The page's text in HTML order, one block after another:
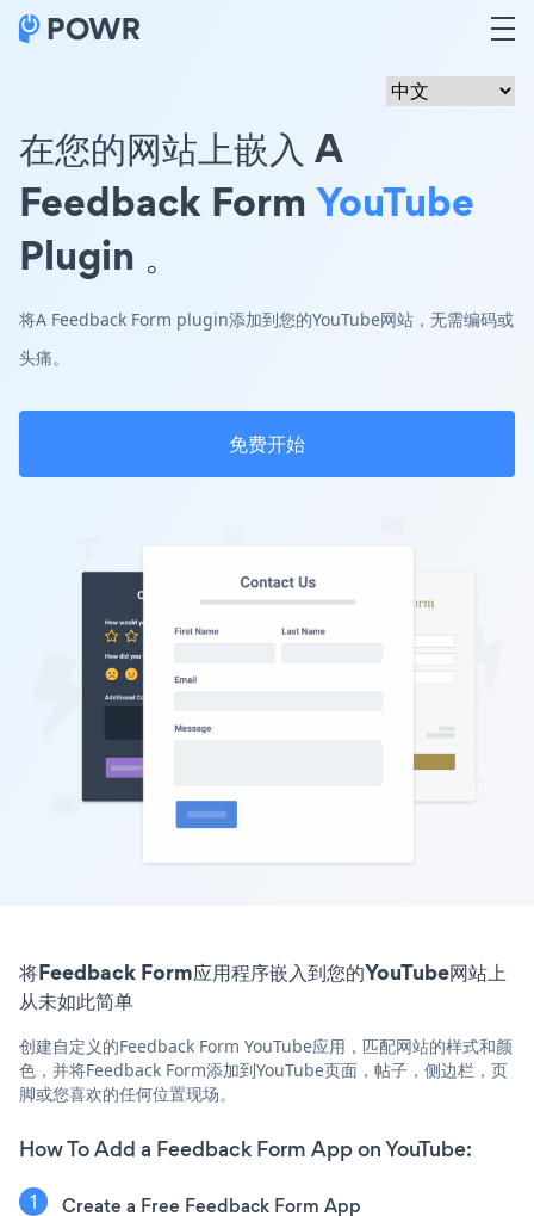
在您的网站上嵌入 A
Feedback Form YouTube
Plugin 。
将A Feedback Form plugin添加到您的YouTube网站，无需编码或
头痛。
免费开始
将Feedback Form应用程序嵌入到您的YouTube网站上
从未如此简单
创建自定义的Feedback Form YouTube应用，匹配网站的样式和颜
色，并将Feedback Form添加到YouTube页面，帖子，侧边栏，页
脚或您喜欢的任何位置现场。
How To Add a Feedback Form App on YouTube:
Create a Free Feedback Form App